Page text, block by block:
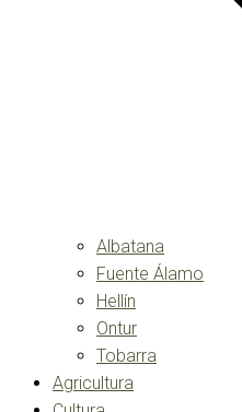
Albatana
Fuente Álamo
Hellín
Ontur
Tobarra
Agricultura